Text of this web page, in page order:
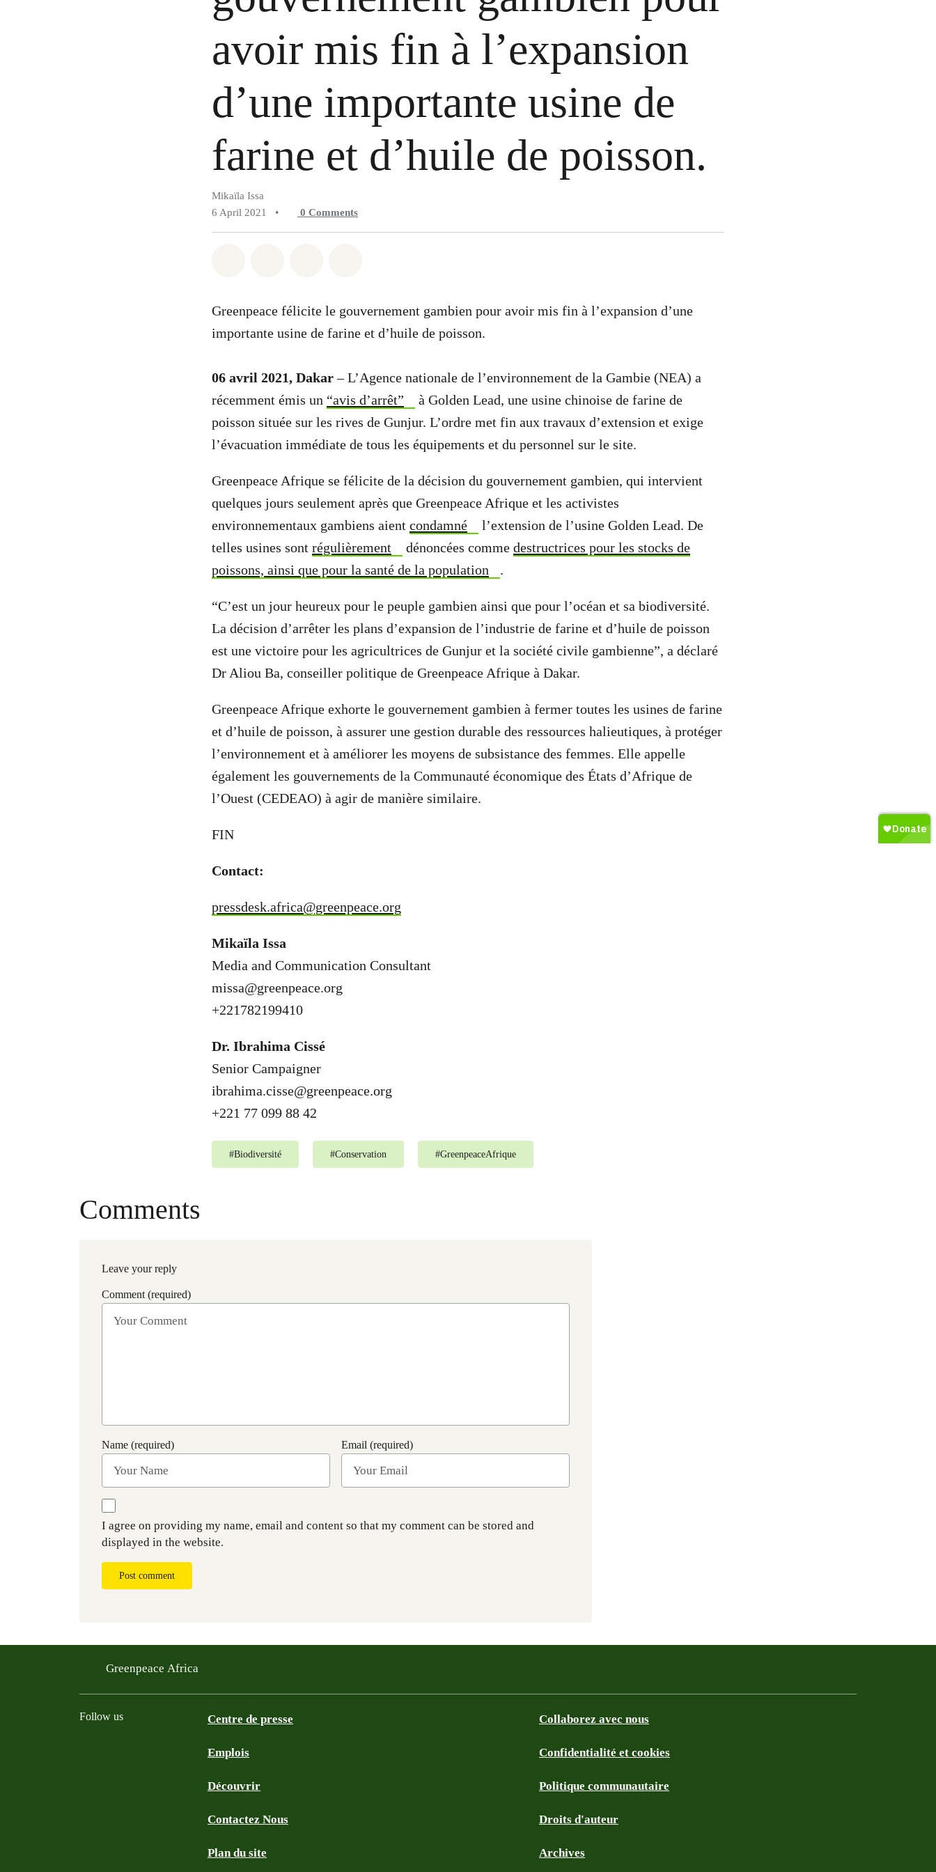
avoir mis fin à l’expansion
d’une importante usine de
farine et d’huile de poisson.
Mikaïla Issa
6 April 2021
• 0 Comments
Greenpeace félicite le gouvernement gambien pour avoir mis fin à l’expansion d’une
importante usine de farine et d’huile de poisson.
06 avril 2021, Dakar– L’Agence nationale de l’environnement de la Gambie (NEA) a
récemment émis un “avis d’arrêt”
à Golden Lead, une usine chinoise de farine de
poisson située sur les rives de Gunjur. L’ordre met fin aux travaux d’extension et exige
l’évacuation immédiate de tous les équipements et du personnel sur le site.
Greenpeace Afrique se félicite de la décision du gouvernement gambien, qui intervient
quelques jours seulement après que Greenpeace Afrique et les activistes
environnementaux gambiens aient condamné
l’extension de l’usine Golden Lead. De
telles usines sont régulièrement dénoncées comme destructrices pour les stocks de
poissons, ainsi que pour la santé de la population
.
“C’est un jour heureux pour le peuple gambien ainsi que pour l’océan et sa biodiversité.
La décision d’arrêter les plans d’expansion de l’industrie de farine et d’huile de poisson
est une victoire pour les agricultrices de Gunjur et la société civile gambienne”, a déclaré
Dr Aliou Ba, conseiller politique de Greenpeace Afrique à Dakar.
Greenpeace Afrique exhorte le gouvernement gambien à fermer toutes les usines de farine
et d’huile de poisson, à assurer une gestion durable des ressources halieutiques, à protéger
l’environnement et à améliorer les moyens de subsistance des femmes. Elle appelle
également les gouvernements de la Communauté économique des États d’Afrique de
l’Ouest (CEDEAO) à agir de manière similaire.
FIN
Contact:
pressdesk.africa@greenpeace.org
Mikaïla Issa
Media and Communication Consultant
missa@greenpeace.org
+221782199410
Dr. Ibrahima Cissé
Senior Campaigner
ibrahima.cisse@greenpeace.org
+221 77 099 88 42
#Biodiversité #Conservation #GreenpeaceAfrique
Comments
Leave your reply
Comment (required)
Name (required) Email (required)
I agree on providing my name, email and content so that my comment can be stored and
displayed in the website.
Post comment
Greenpeace Africa
Follow us Centre de presse
Emplois
Découvrir
Contactez Nous
Plan du site
Collaborez avec nous
Confidentialité et cookies
Politique communautaire
Droits d'auteur
Archives